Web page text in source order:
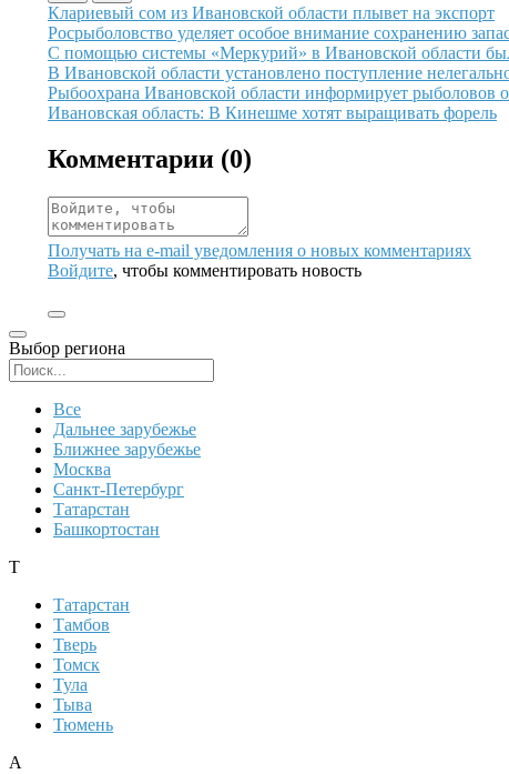
Иллюстрация новости
Клариевый сом из Ивановской области плывет на экспорт
Иллюстрация новости
Росрыболовство уделяет особое внимание сохранению
Иллюстрация новости
С помощью системы «Меркурий» в Ивановской области
Иллюстрация новости
В Ивановской области установлено поступление
Иллюстрация новости
Рыбоохрана Ивановской области информирует рыболовов
Иллюстрация новости
Ивановская область: В Кинешме хотят выращивать форель
Комментарии (0)
Получать на e‑mail уведомления о новых комментариях
Войдите, чтобы комментировать новость
Выбор региона
Все
Дальнее зарубежье
Ближнее зарубежье
Москва
Санкт-Петербург
Татарстан
Башкортостан
Т
Татарстан
Тамбов
Тверь
Томск
Тула
Тыва
Тюмень
А